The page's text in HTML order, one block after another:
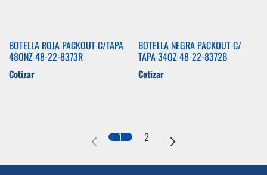
BOTELLA ROJA PACKOUT C/TAPA
48ONZ 48-22-8373R
Cotizar
BOTELLA NEGRA PACKOUT C/
TAPA 34OZ 48-22-8372B
Cotizar
1 2